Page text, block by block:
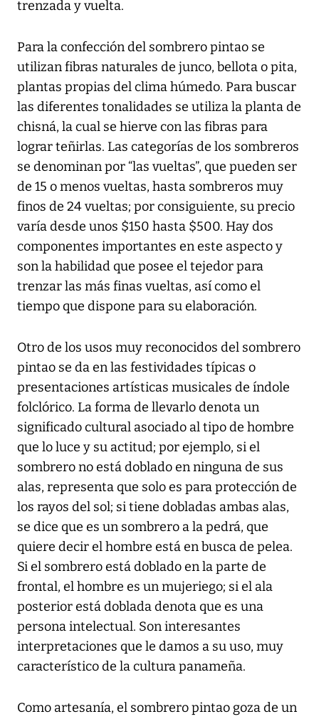
trenzada y vuelta.
Para la confección del sombrero pintao se
utilizan fibras naturales de junco, bellota o pita,
plantas propias del clima húmedo. Para buscar
las diferentes tonalidades se utiliza la planta de
chisná, la cual se hierve con las fibras para
lograr teñirlas. Las categorías de los sombreros
se denominan por “las vueltas”, que pueden ser
de 15 o menos vueltas, hasta sombreros muy
finos de 24 vueltas; por consiguiente, su precio
varía desde unos $150 hasta $500. Hay dos
componentes importantes en este aspecto y
son la habilidad que posee el tejedor para
trenzar las más finas vueltas, así como el
tiempo que dispone para su elaboración.
Otro de los usos muy reconocidos del sombrero
pintao se da en las festividades típicas o
presentaciones artísticas musicales de índole
folclórico. La forma de llevarlo denota un
significado cultural asociado al tipo de hombre
que lo luce y su actitud; por ejemplo, si el
sombrero no está doblado en ninguna de sus
alas, representa que solo es para protección de
los rayos del sol; si tiene dobladas ambas alas,
se dice que es un sombrero a la pedrá, que
quiere decir el hombre está en busca de pelea.
Si el sombrero está doblado en la parte de
frontal, el hombre es un mujeriego; si el ala
posterior está doblada denota que es una
persona intelectual. Son interesantes
interpretaciones que le damos a su uso, muy
característico de la cultura panameña.
Como artesanía, el sombrero pintao goza de un